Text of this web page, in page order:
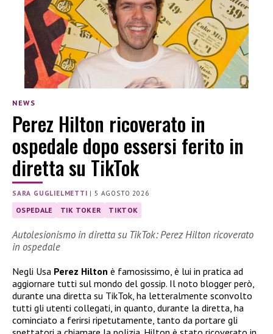
NEWS
Perez Hilton ricoverato in
ospedale dopo essersi ferito in
diretta su TikTok
SARA GUGLIELMETTI |5 AGOSTO 2026
OSPEDALE TIK TOKER TIKTOK
Autolesionismo in diretta su TikTok: Perez Hilton ricoverato
in ospedale
Negli Usa Perez Hilton è famosissimo, è lui in pratica ad
aggiornare tutti sul mondo del gossip. Il noto blogger però,
durante una diretta su TikTok, ha letteralmente sconvolto
tutti gli utenti collegati, in quanto, durante la diretta, ha
cominciato a ferirsi ripetutamente, tanto da portare gli